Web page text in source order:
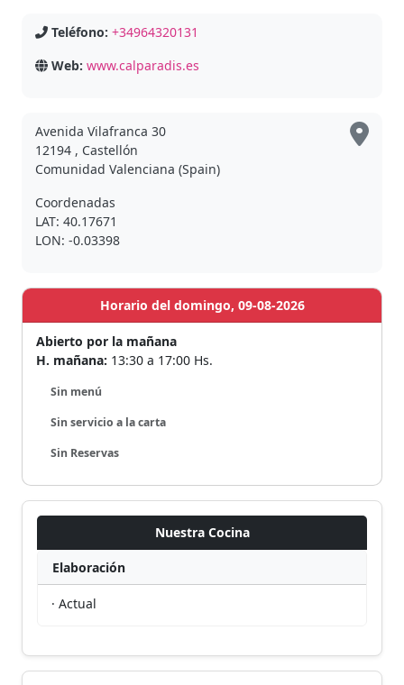
Teléfono: +34964320131
Web: www.calparadis.es
Avenida Vilafranca 30
12194 , Castellón
Comunidad Valenciana (Spain)
Coordenadas
LAT: 40.17671
LON: -0.03398
Horario del domingo, 09-08-2026
Abierto por la mañana
H. mañana: 13:30 a 17:00 Hs.
Sin menú
Sin servicio a la carta
Sin Reservas
Nuestra Cocina
Elaboración
· Actual